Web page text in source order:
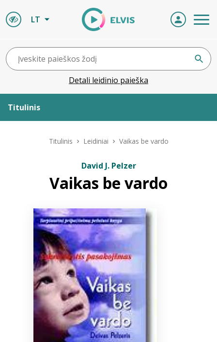
LT
Detali leidinio paieška
Titulinis
ELVIS atvyksta
Naujienos
Bibliotekoms
Titulinis Leidiniai Vaikas be vardo
David J. Pelzer
Vaikas be vardo